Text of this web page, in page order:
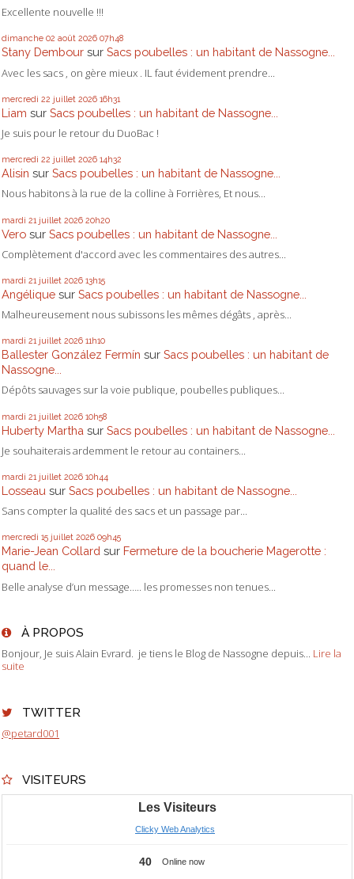
Excellente nouvelle !!!
dimanche 02 août 2026 07h48
Stany Dembour sur Sacs poubelles : un habitant de Nassogne...
Avec les sacs , on gère mieux . IL faut évidement prendre...
mercredi 22 juillet 2026 16h31
Liam sur Sacs poubelles : un habitant de Nassogne...
Je suis pour le retour du DuoBac !
mercredi 22 juillet 2026 14h32
Alisin sur Sacs poubelles : un habitant de Nassogne...
Nous habitons à la rue de la colline à Forrières, Et nous...
mardi 21 juillet 2026 20h20
Vero sur Sacs poubelles : un habitant de Nassogne...
Complètement d'accord avec les commentaires des autres...
mardi 21 juillet 2026 13h15
Angélique sur Sacs poubelles : un habitant de Nassogne...
Malheureusement nous subissons les mêmes dégâts , après...
mardi 21 juillet 2026 11h10
Ballester González Fermín sur Sacs poubelles : un habitant de
Nassogne...
Dépôts sauvages sur la voie publique, poubelles publiques...
mardi 21 juillet 2026 10h58
Huberty Martha sur Sacs poubelles : un habitant de Nassogne...
Je souhaiterais ardemment le retour au containers...
mardi 21 juillet 2026 10h44
Losseau sur Sacs poubelles : un habitant de Nassogne...
Sans compter la qualité des sacs et un passage par...
mercredi 15 juillet 2026 09h45
Marie-Jean Collard sur Fermeture de la boucherie Magerotte :
quand le...
Belle analyse d’un message….. les promesses non tenues...
À PROPOS
Bonjour, Je suis Alain Evrard. je tiens le Blog de Nassogne depuis... Lire la
suite
TWITTER
@petard001
VISITEURS